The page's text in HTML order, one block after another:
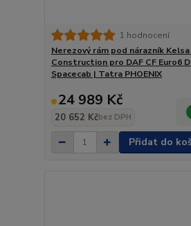
1 hodnocení
Nerezový rám pod nárazník
Construction pro DAF CF Euro6
Spacecab | Tatra PHOENIX
24 989 Kč
20 652 Kčbez DPH
Přidat do